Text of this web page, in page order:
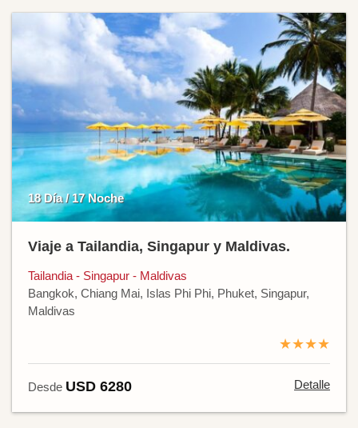
18 Día / 17 Noche
Viaje a Tailandia, Singapur y Maldivas.
Tailandia - Singapur - Maldivas
Bangkok, Chiang Mai, Islas Phi Phi, Phuket, Singapur,
Maldivas
★★★★
Desde USD 6280 Detalle